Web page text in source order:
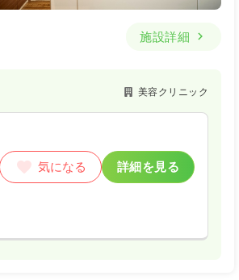
施設詳細
美容クリニック
気になる 詳細を見る